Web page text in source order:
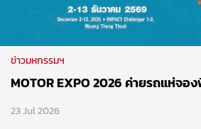
ข่าวมหกรรมฯ
MOTOR EXPO 2026 ค่ายรถแห่จอ
23 Jul 2026